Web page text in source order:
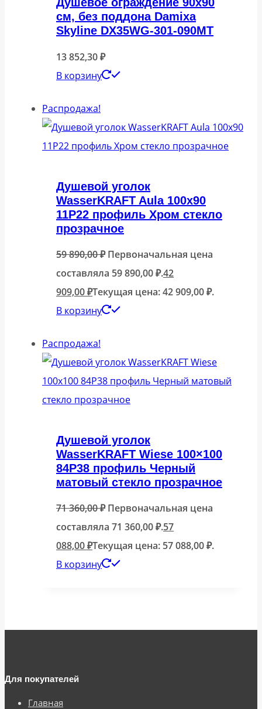
Душевое ограждение 90х90
см, без поддона Damixa
Skyline DX35WG-301-090MT
13 852,30₽
В корзину
Распродажа!
Душевой уголок
WasserKRAFT Aula 100х90
11P22 профиль Хром стекло
прозрачное
59 890,00₽ Первоначальная цена
составляла 59 890,00 ₽.42
909,00₽Текущая цена: 42 909,00 ₽.
В корзину
Распродажа!
Душевой уголок
WasserKRAFT Wiese 100×100
84P38 профиль Черный
матовый стекло прозрачное
71 360,00₽ Первоначальная цена
составляла 71 360,00 ₽.57
088,00₽Текущая цена: 57 088,00 ₽.
В корзину
Для покупателей
Главная